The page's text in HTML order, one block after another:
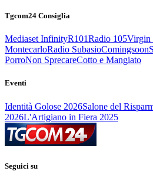
Tgcom24 Consiglia
Mediaset InfinityR101Radio 105Virgin
MontecarloRadio SubasioComingsoon
PorroNon SprecareCotto e Mangiato
Eventi
Identità Golose 2026Salone del
2026L'Artigiano in Fiera 2025
Seguici su